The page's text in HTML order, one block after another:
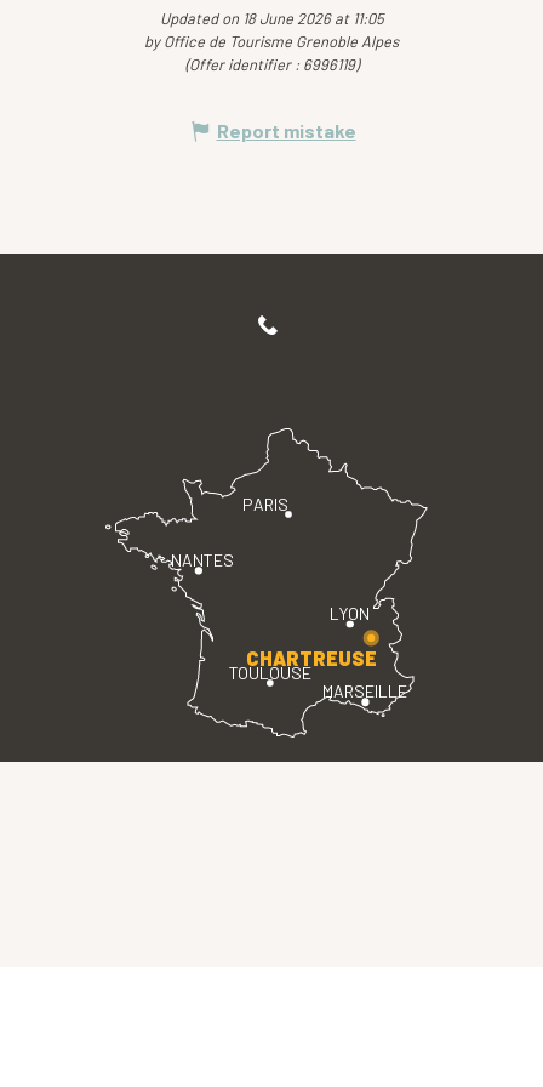
Updated on 18 June 2026 at 11:05
by Office de Tourisme Grenoble Alpes
(Offer identifier : 6996119)
Report mistake
PARIS
LYON
TOULOUSE
MARSEILLE
NANTES
CHARTREUSE